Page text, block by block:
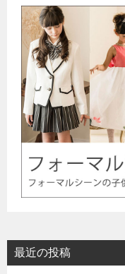
最近の投稿